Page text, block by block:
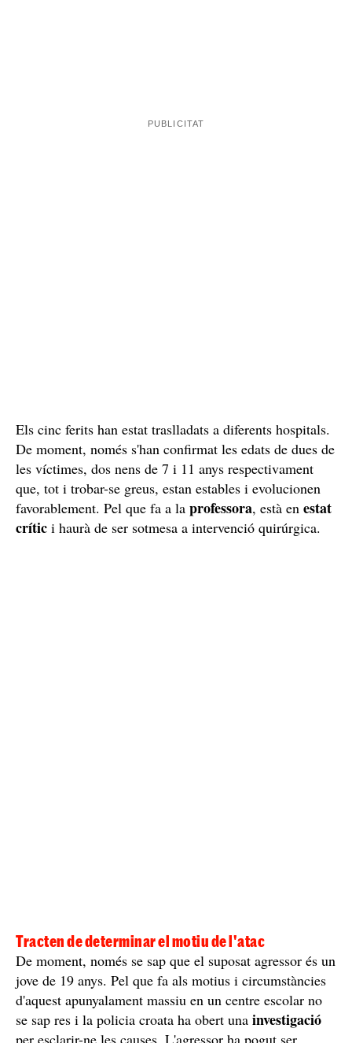
Els cinc ferits han estat traslladats a diferents hospitals.
De moment, només s'han confirmat les edats de dues de
les víctimes, dos nens de 7 i 11 anys respectivament
que, tot i trobar-se greus, estan estables i evolucionen
favorablement. Pel que fa a la professora, està en estat
crític i haurà de ser sotmesa a intervenció quirúrgica.